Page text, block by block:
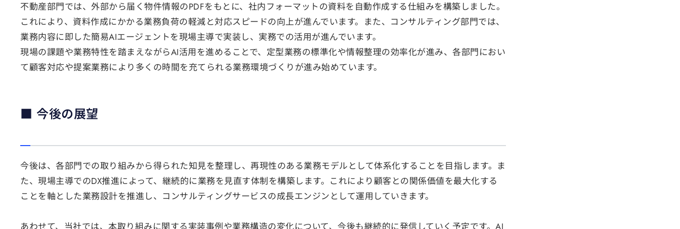
不動産部門では、外部から届く物件情報のPDFをもとに、社内フォーマットの資料を自動作成する仕組みを構築しました。
これにより、資料作成にかかる業務負荷の軽減と対応スピードの向上が進んでいます。また、コンサルティング部門では、
業務内容に即した簡易AIエージェントを現場主導で実装し、実務での活用が進んでいます。
現場の課題や業務特性を踏まえながらAI活用を進めることで、定型業務の標準化や情報整理の効率化が進み、各部門におい
て顧客対応や提案業務により多くの時間を充てられる業務環境づくりが進み始めています。
■ 今後の展望
今後は、各部門での取り組みから得られた知見を整理し、再現性のある業務モデルとして体系化することを目指します。ま
た、現場主導でのDX推進によって、継続的に業務を見直す体制を構築します。これにより顧客との関係価値を最大化する
ことを軸とした業務設計を推進し、コンサルティングサービスの成長エンジンとして運用していきます。